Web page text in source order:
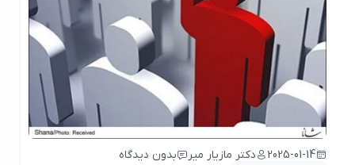
2025-01-14 دکتر مازیار میر
بدون دیدگاه